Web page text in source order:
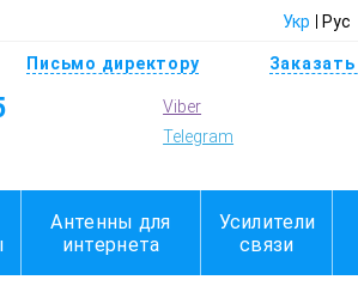
Укр Рус
Письмо директору
Viber
Telegram
Антенны для
интернета
Усилители
связи